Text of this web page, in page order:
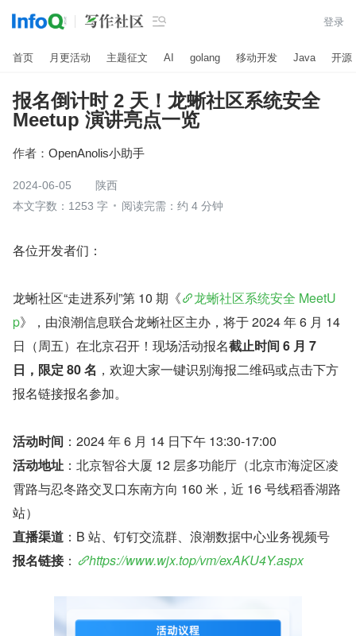
 登录
首页 月更活动 主题征文 AI golang 移动开发 Java 开源
报名倒计时 2 天！龙蜥社区系统安全
Meetup 演讲亮点一览
作者： OpenAnolis小助手
2024-06-05
陕西
本文字数：1253 字
阅读完需：约 4 分钟
各位开发者们：
龙蜥社区“走进系列”第 10 期《
龙蜥社区系统安全 MeetU
p》，由浪潮信息联合龙蜥社区主办，将于 2024 年 6 月 14
日（周五）在北京召开！现场活动报名截止时间 6 月 7
日，限定 80 名 ，欢迎大家一键识别海报二维码或点击下方
报名链接报名参加。
活动时间 ：2024 年 6 月 14 日下午 13:30-17:00
活动地址 ：北京智谷大厦 12 层多功能厅（北京市海淀区凌
霄路与忍冬路交叉口东南方向 160 米，近 16 号线稻香湖路
站）
直播渠道 ：B 站、钉钉交流群、浪潮数据中心业务视频号
报名链接： https://www.wjx.top/vm/exAKU4Y.aspx